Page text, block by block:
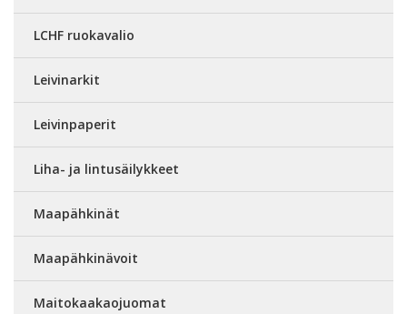
LCHF ruokavalio
Leivinarkit
Leivinpaperit
Liha- ja lintusäilykkeet
Maapähkinät
Maapähkinävoit
Maitokaakaojuomat